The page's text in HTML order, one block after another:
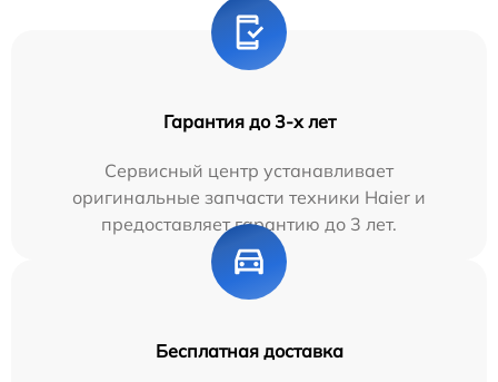
Гарантия до 3-х лет
Сервисный центр устанавливает
оригинальные запчасти техники Haier и
предоставляет гарантию до 3 лет.
Бесплатная доставка